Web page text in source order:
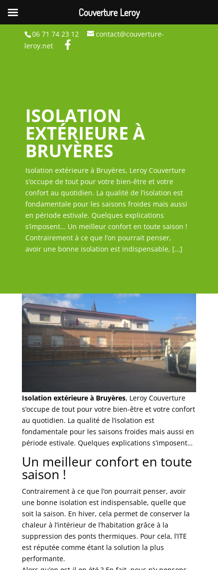
06 71 74 23 12
contact@couverture-
leroy.net
ISOLATION
EXTÉRIEURE À
BRUYÈRES
Isolation extérieure à Bruyères, Leroy Couverture
s’occupe de tout pour votre bien-être et votre
confort au quotidien. La qualité de l’isolation est
fondamentale pour les saisons froides mais aussi
en période estivale. Quelques explications
s’imposent… Un meilleur confort en toute saison !
Contrairement à ce que l’on pourrait penser,
avoir une bonne isolation est indispensable, […]
Isolation extérieure à Bruyères, Leroy Couverture
s’occupe de tout pour votre bien-être et votre confort
au quotidien. La qualité de l’isolation est
fondamentale pour les saisons froides mais aussi en
période estivale. Quelques explications s’imposent…
Un meilleur confort en toute
saison !
Contrairement à ce que l’on pourrait penser, avoir
une bonne isolation est indispensable, quelle que
soit la saison. En hiver, cela permet de conserver la
chaleur à l’intérieur de l’habitation grâce à la
suppression des ponts thermiques. Pour cela, l’ITE
est réputée comme étant la solution la plus
performante.
Couverture Leroy